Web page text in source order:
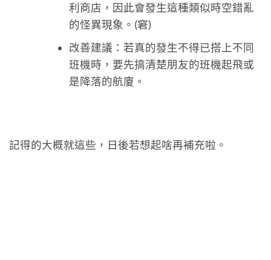
利商店，因此會發生這種類似時空錯亂
的怪異現象。(窘)
改善建議：若真的發生不得已搭上不同
班機時，要先搞清楚朋友的班機起飛或
是降落的航廈。
記得的大概就這些，日後若想起啥再補充啦。